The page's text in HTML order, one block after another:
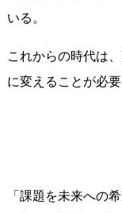
いる。
これからの時代は
に変えることが必要
「課題を未来への